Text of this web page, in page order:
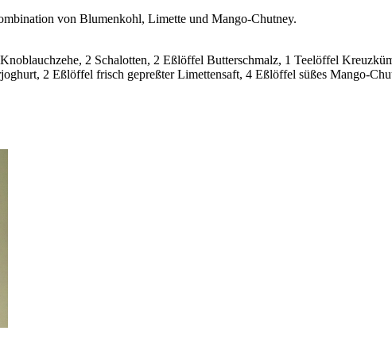
von Blumenkohl, Limette und Mango-Chutney.
2 Schalotten, 2 Eßlöffel Butterschmalz, 1 Teelöffel
2 Eßlöffel frisch gepreßter Limettensaft, 4 Eßlöffel süßes Mango-